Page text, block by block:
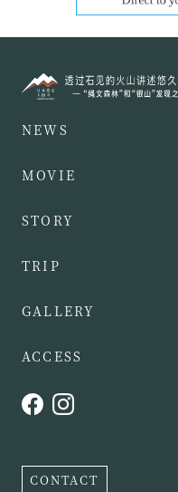
NEWS
MOVIE
STORY
TRIP
GALLERY
ACCESS
CONTACT